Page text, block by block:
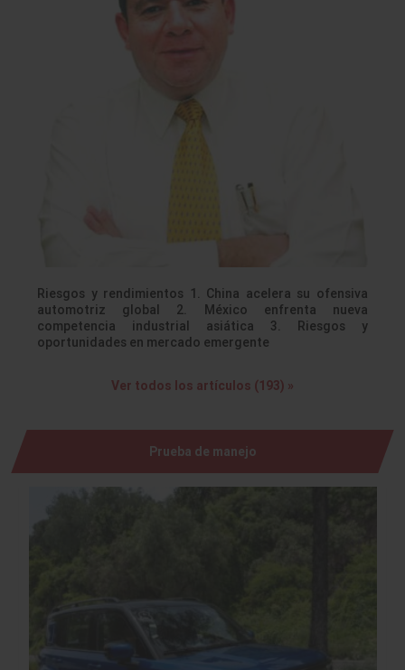
Riesgos y rendimientos 1. China acelera su ofensiva
automotriz global 2. México enfrenta nueva
competencia industrial asiática 3. Riesgos y
oportunidades en mercado emergente
Ver todos los artículos (193) »
Prueba de manejo